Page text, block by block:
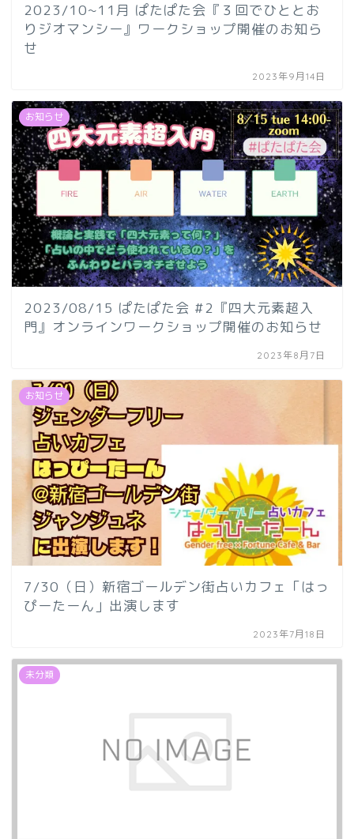
2023/10~11月 ぱたぱた会『３回でひととお
りジオマンシー』ワークショップ開催のお知ら
せ
2023年9月14日
お知らせ
2023/08/15 ぱたぱた会 #2『四大元素超入
門』オンラインワークショップ開催のお知らせ
2023年8月7日
お知らせ
7/30（日）新宿ゴールデン街占いカフェ「はっ
ぴーたーん」出演します
2023年7月18日
未分類